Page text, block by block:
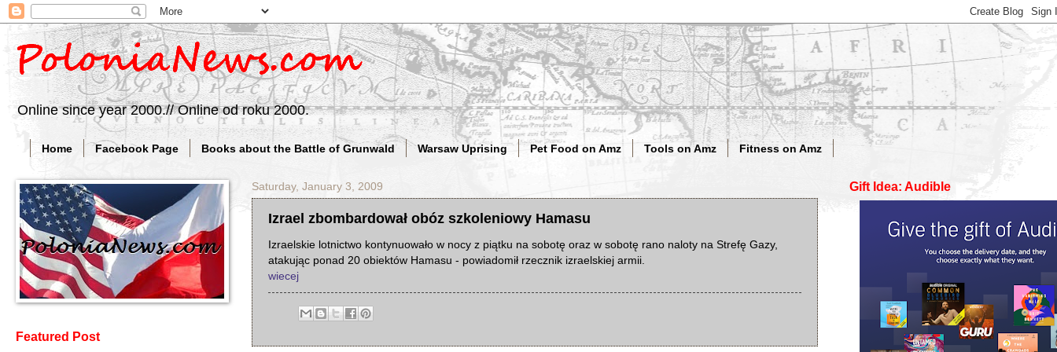
Online since year 2000.// Online od roku 2000.
Home Facebook Page Books about the Battle of Grunwald Warsaw Uprising Pet Food on Amz Tools on Amz Fitness on Amz
Saturday, January 3, 2009
Izrael zbombardował obóz szkoleniowy Hamasu
Izraelskie lotnictwo kontynuowało w nocy z piątku na sobotę oraz w sobotę rano naloty na Strefę Gazy,
atakując ponad 20 obiektów Hamasu - powiadomił rzecznik izraelskiej armii.
wiecej
Featured Post
Gift Idea: Audible